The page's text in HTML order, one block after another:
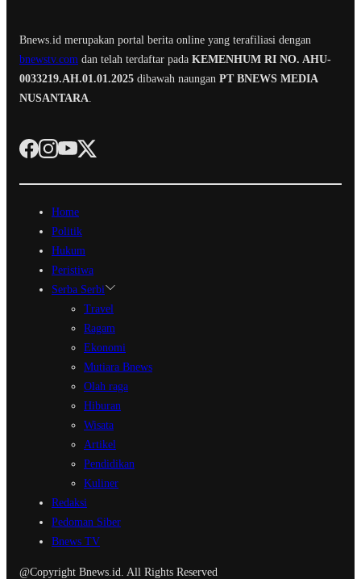
Bnews.id merupakan portal berita online yang terafiliasi dengan
bnewstv.com dan telah terdaftar pada KEMENHUM RI NO. AHU-
0033219.AH.01.01.2025 dibawah naungan PT BNEWS MEDIA
NUSANTARA
Home
Politik
Hukum
Peristiwa
Serba Serbi
Travel
Ragam
Ekonomi
Mutiara Bnews
Olah raga
Hiburan
Wisata
Artikel
Pendidikan
Kuliner
Redaksi
Pedoman Siber
Bnews TV
@Copyright Bnews.id. All Rights Reserved